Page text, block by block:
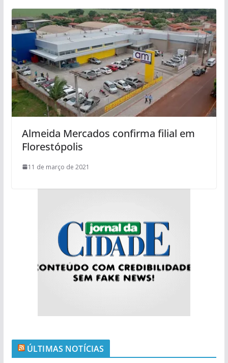
Almeida Mercados confirma filial em
Florestópolis
11 de março de 2021
ÚLTIMAS NOTÍCIAS